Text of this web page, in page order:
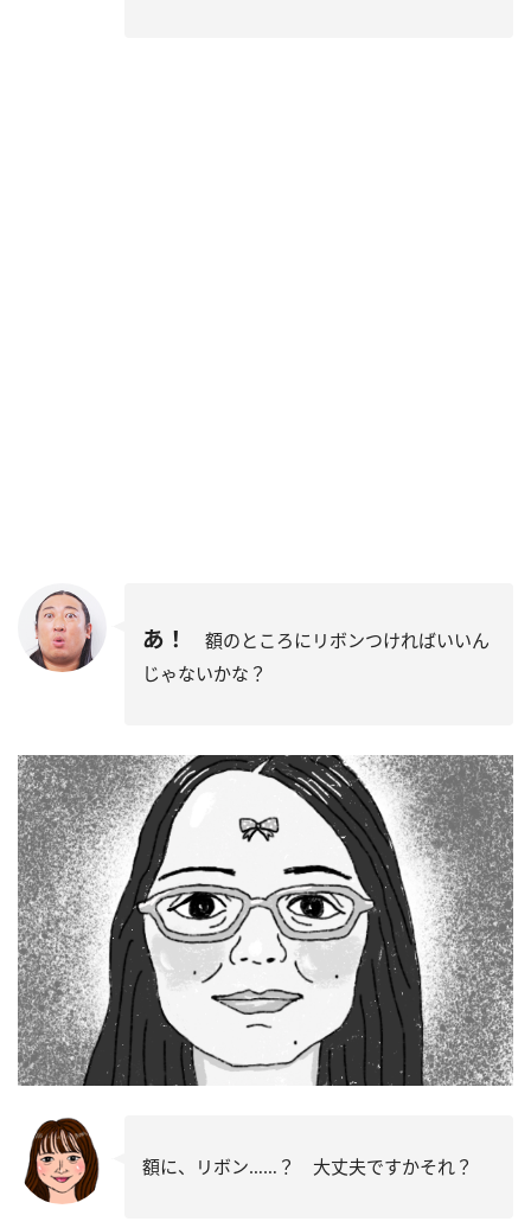
あ！
額のところにリボンつければいいん
じゃないかな？
額に、リボン……？ 大丈夫ですかそれ？